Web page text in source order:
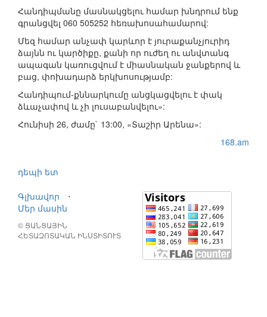
Հանդիպմանը մասնակցելու համար խնդրում ենք
գրանցվել 060 505252 հեռախոսահամարով:
Մեզ համար անչափ կարևոր է յուրաքանչյուրիդ
ձայնն ու կարծիքը, քանի որ ուժեղ ու անվտանգ
ապագան կառուցվում է միասնական ջանքերով և
բաց, փոխադարձ երկխոսությամբ:
Հանդիպում-քննարկումը անցկացվելու է փակ
ձևաչափով և չի լուսաբանվելու»:
Հունիսի 26, ժամը` 13:00, «Տաշիր Արենա»:
168.am
դեպի ետ
Գլխավոր
⋅
Մեր մասին
© ՑԱՆՑԱՅԻՆ
ՀԵՏԱԶՈՏԱԿԱՆ ԻՆՍՏԻՏՈՒՏ